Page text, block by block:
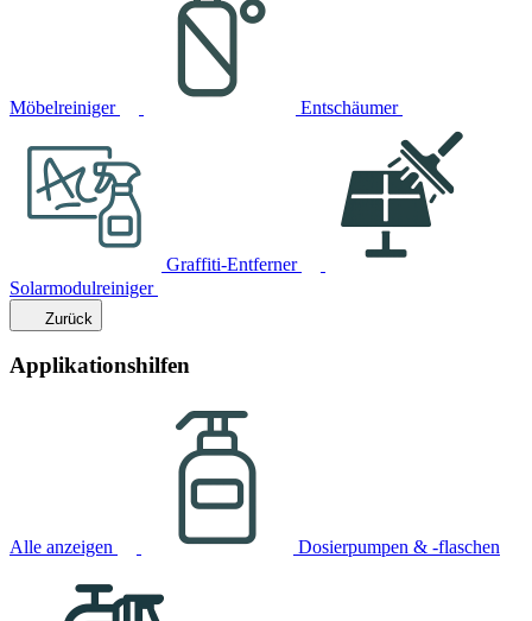
Möbelreiniger Entschäumer
Graffiti-Entferner
Solarmodulreiniger
Zurück
Applikationshilfen
Alle anzeigen Dosierpumpen & -flaschen